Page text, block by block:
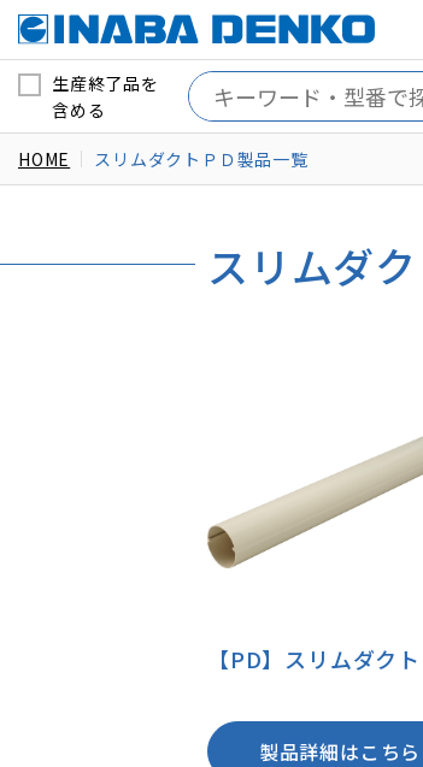
生産終了品を
含める
HOME スリムダクトＰＤ製品一覧
スリムダ
【PD】スリムダク
製品詳細はこちら